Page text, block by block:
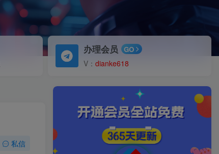
办理会员 GO
V： dianke618
私信